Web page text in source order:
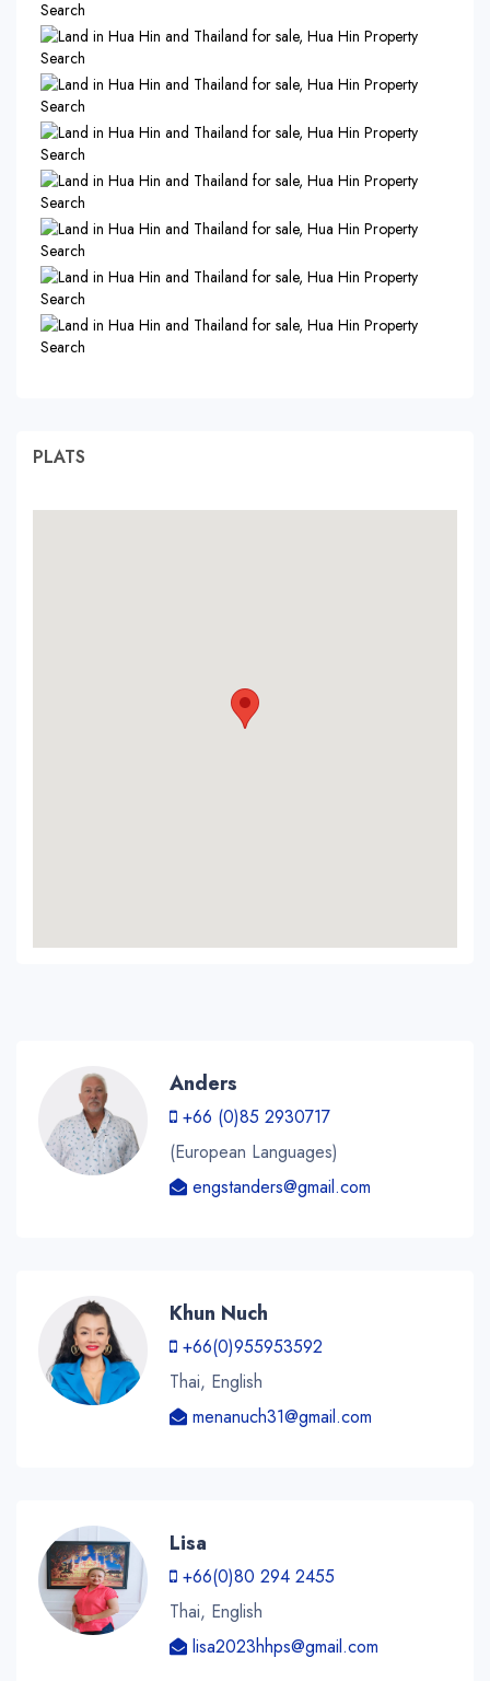
PLATS
Anders
+66 (0)85 2930717
(European Languages)
engstanders@gmail.com
Khun Nuch
+66(0)955953592
Thai, English
menanuch31@gmail.com
Lisa
+66(0)80 294 2455
Thai, English
lisa2023hhps@gmail.com